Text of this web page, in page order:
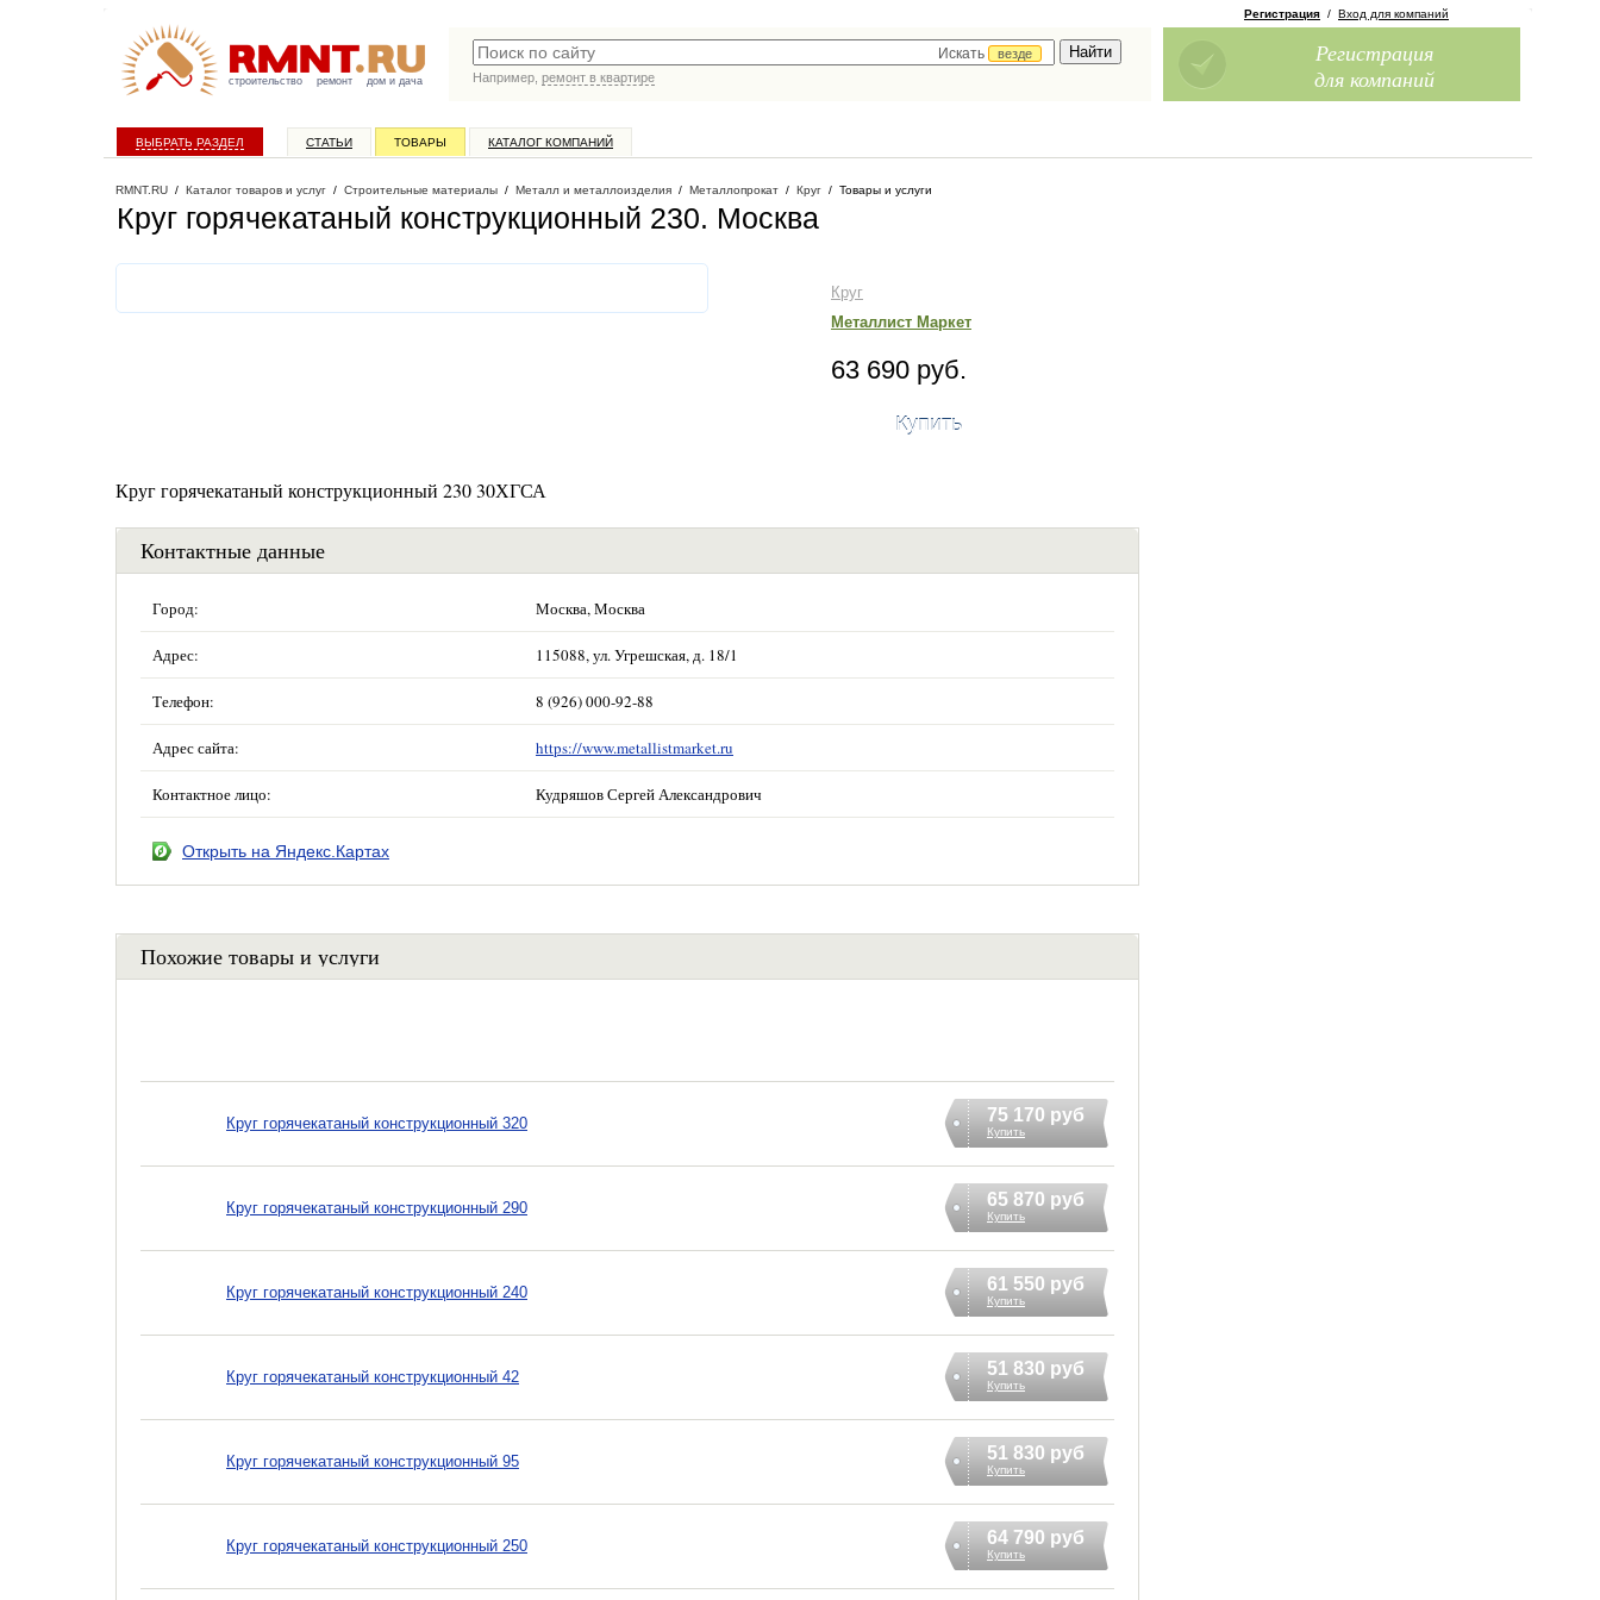
строительство ремонт дом и дача
Искать
везде
Например, ремонт в квартире
Регистрация / Вход для компаний
Регистрация
для компаний
ВЫБРАТЬ РАЗДЕЛ СТАТЬИ ТОВАРЫ КАТАЛОГ КОМПАНИЙ
RMNT.RU / Каталог товаров и услуг / Строительные материалы / Металл и металлоизделия / Металлопрокат / Круг / Товары и услуги
Круг горячекатаный конструкционный 230. Москва
Круг
Металлист Маркет
63 690 руб.
Купить
Круг горячекатаный конструкционный 230 30ХГСА
Контактные данные
Город: Москва, Москва
Адрес: 115088, ул. Угрешская, д. 18/1
Телефон: 8 (926) 000-92-88
Адрес сайта: https://www.metallistmarket.ru
Контактное лицо: Кудряшов Сергей Александрович
Открыть на Яндекс.Картах
Похожие товары и услуги
Круг горячекатаный конструкционный 320 75 170 руб
Купить
Круг горячекатаный конструкционный 290 65 870 руб
Купить
Круг горячекатаный конструкционный 240 61 550 руб
Купить
Круг горячекатаный конструкционный 42 51 830 руб
Купить
Круг горячекатаный конструкционный 95 51 830 руб
Купить
Круг горячекатаный конструкционный 250 64 790 руб
Купить